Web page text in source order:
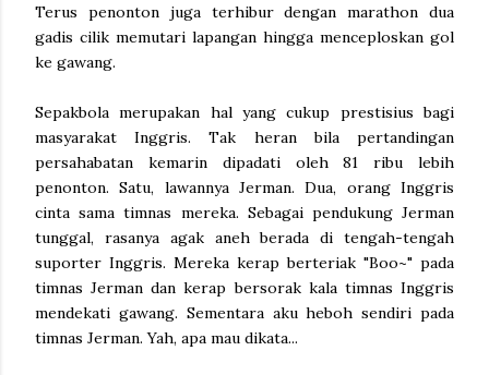
Terus penonton juga terhibur dengan marathon dua
gadis cilik memutari lapangan hingga menceploskan gol
ke gawang.
Sepakbola merupakan hal yang cukup prestisius bagi
masyarakat Inggris. Tak heran bila pertandingan
persahabatan kemarin dipadati oleh 81 ribu lebih
penonton. Satu, lawannya Jerman. Dua, orang Inggris
cinta sama timnas mereka. Sebagai pendukung Jerman
tunggal, rasanya agak aneh berada di tengah-tengah
suporter Inggris. Mereka kerap berteriak "Boo~" pada
timnas Jerman dan kerap bersorak kala timnas Inggris
mendekati gawang. Sementara aku heboh sendiri pada
timnas Jerman. Yah, apa mau dikata...